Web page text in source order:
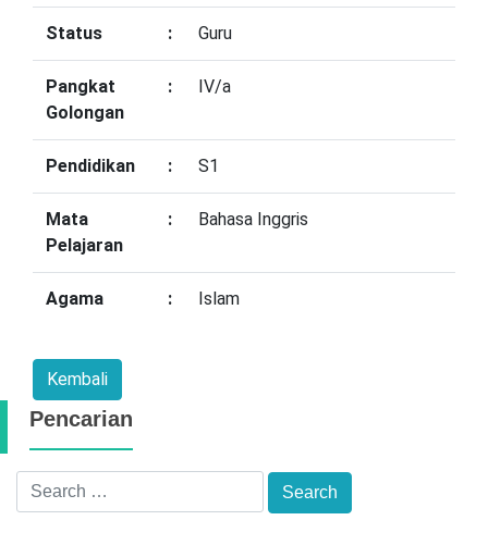
Status : Guru
Pangkat
Golongan
: IV/a
Pendidikan : S1
Mata
Pelajaran
: Bahasa Inggris
Agama : Islam
Pencarian